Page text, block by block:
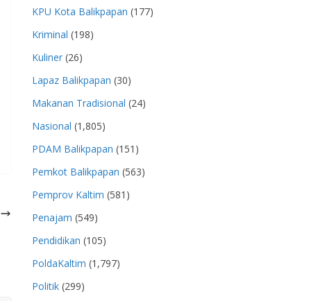
KPU Kota Balikpapan (177)
Kriminal (198)
Kuliner (26)
Lapaz Balikpapan (30)
Makanan Tradisional (24)
Nasional (1,805)
PDAM Balikpapan (151)
Pemkot Balikpapan (563)
Pemprov Kaltim (581)
Penajam (549)
Pendidikan (105)
PoldaKaltim (1,797)
Politik (299)